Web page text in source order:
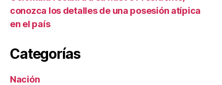
conozca los detalles de una posesión atípica
en el país
Categorías
Nación